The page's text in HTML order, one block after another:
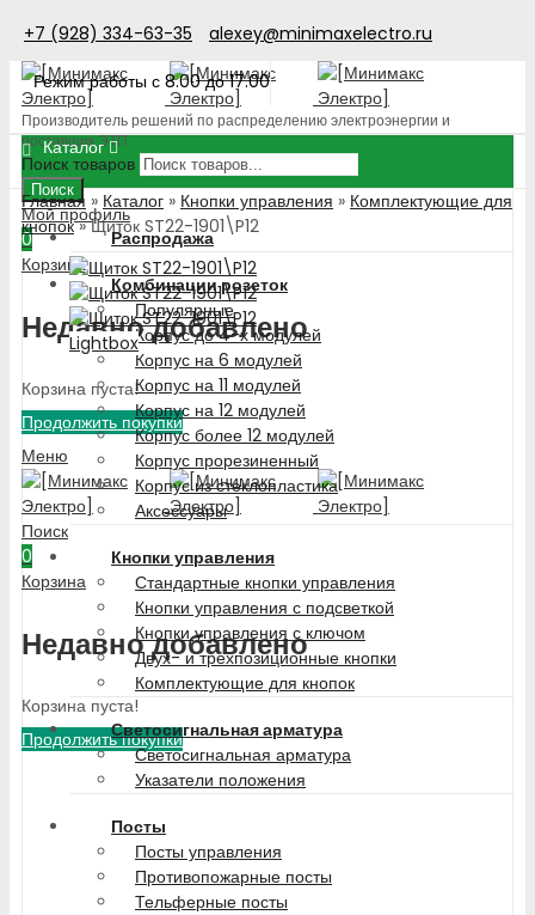
+7 (928) 334-63-35
alexey@minimaxelectro.ru
Режим работы с 8.00 до 17.00
Производитель решений по распределению электроэнергии и
поставщик ЭТП
Поиск товаров
Поиск
Мой профиль
0
Корзина
Недавно добавлено
Корзина пуста!
Продолжить покупки
Меню
Поиск
0
Корзина
Недавно добавлено
Корзина пуста!
Продолжить покупки
Каталог
Распродажа
Комбинации розеток
Популярные
Корпус до 4-х модулей
Корпус на 6 модулей
Корпус на 11 модулей
Корпус на 12 модулей
Корпус более 12 модулей
Корпус прорезиненный
Корпус из стеклопластика
Аксессуары
Кнопки управления
Стандартные кнопки управления
Кнопки управления с подсветкой
Кнопки управления с ключом
Двух- и трехпозиционные кнопки
Комплектующие для кнопок
Светосигнальная арматура
Светосигнальная арматура
Указатели положения
Посты
Посты управления
Противопожарные посты
Тельферные посты
Главная » Каталог » Кнопки управления » Комплектующие для
кнопок»Щиток ST22-1901\P12
Lightbox